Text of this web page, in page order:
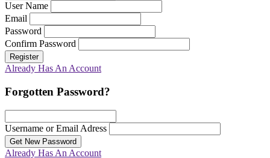
User Name
Email
Password
Confirm Password
Register
Already Has An Account
Forgotten Password?
Username or Email Adress
Get New Password
Already Has An Account